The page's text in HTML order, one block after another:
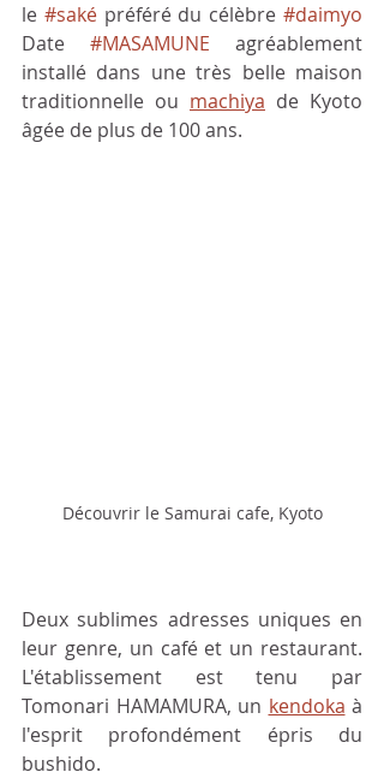
le #saké préféré du célèbre #daimyo
Date #MASAMUNE agréablement
installé dans une très belle maison
traditionnelle ou machiya de Kyoto
âgée de plus de 100 ans.
Découvrir le Samurai cafe, Kyoto
Deux sublimes adresses uniques en
leur genre, un café et un restaurant.
L'établissement est tenu par
Tomonari HAMAMURA, un kendoka à
l'esprit profondément épris du
bushido.